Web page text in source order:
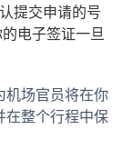
提交申请的号
电子签证一旦
机场官员将在你
在整个行程中保